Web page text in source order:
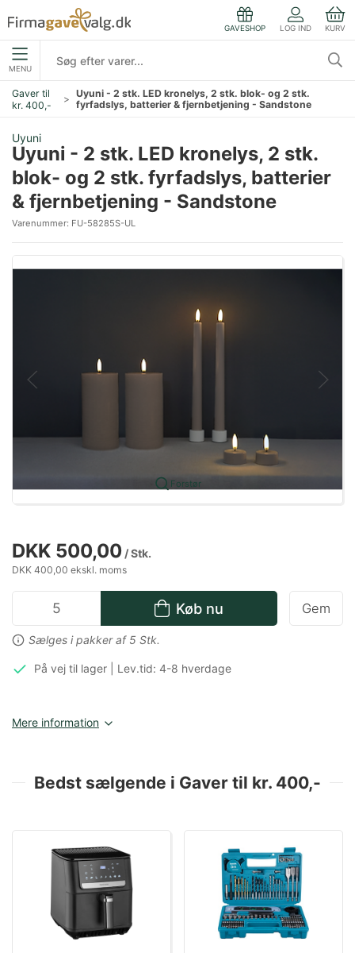
GAVESHOP LOG IND KURV
MENU
Gaver til
kr. 400,-
Uyuni - 2 stk. LED kronelys, 2 stk. blok- og 2 stk.
fyrfadslys, batterier & fjernbetjening - Sandstone
Uyuni
Uyuni - 2 stk. LED kronelys, 2 stk.
blok- og 2 stk. fyrfadslys, batterier
& fjernbetjening - Sandstone
Varenummer: FU-58285S-UL
Forstør
DKK 500,00 / Stk.
DKK 400,00 ekskl. moms
Køb nu
Sælges i pakker af 5 Stk.
Gem
På vej til lager | Lev.tid: 4-8 hverdage
Mere information
Bedst sælgende i Gaver til kr. 400,-